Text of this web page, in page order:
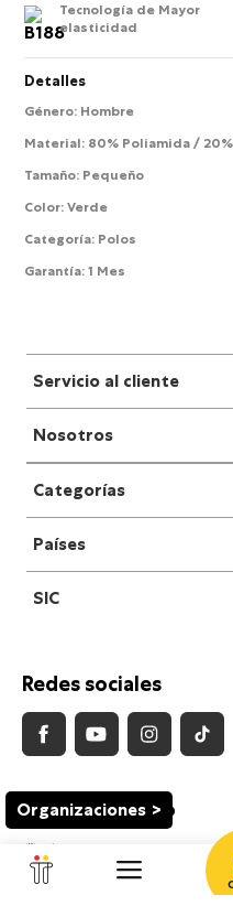
Organizaciones
Tecnología de Mayor
elasticidad
Detalles
Género: Hombre
Material: 80% Poliamida /
Tamaño: Pequeño
Color:Verde
Categoría: Polos
Garantía:1 Mes
Servicio al cliente
Nosotros
Categorías
Países
SIC
Redes sociales
Medios de Pago